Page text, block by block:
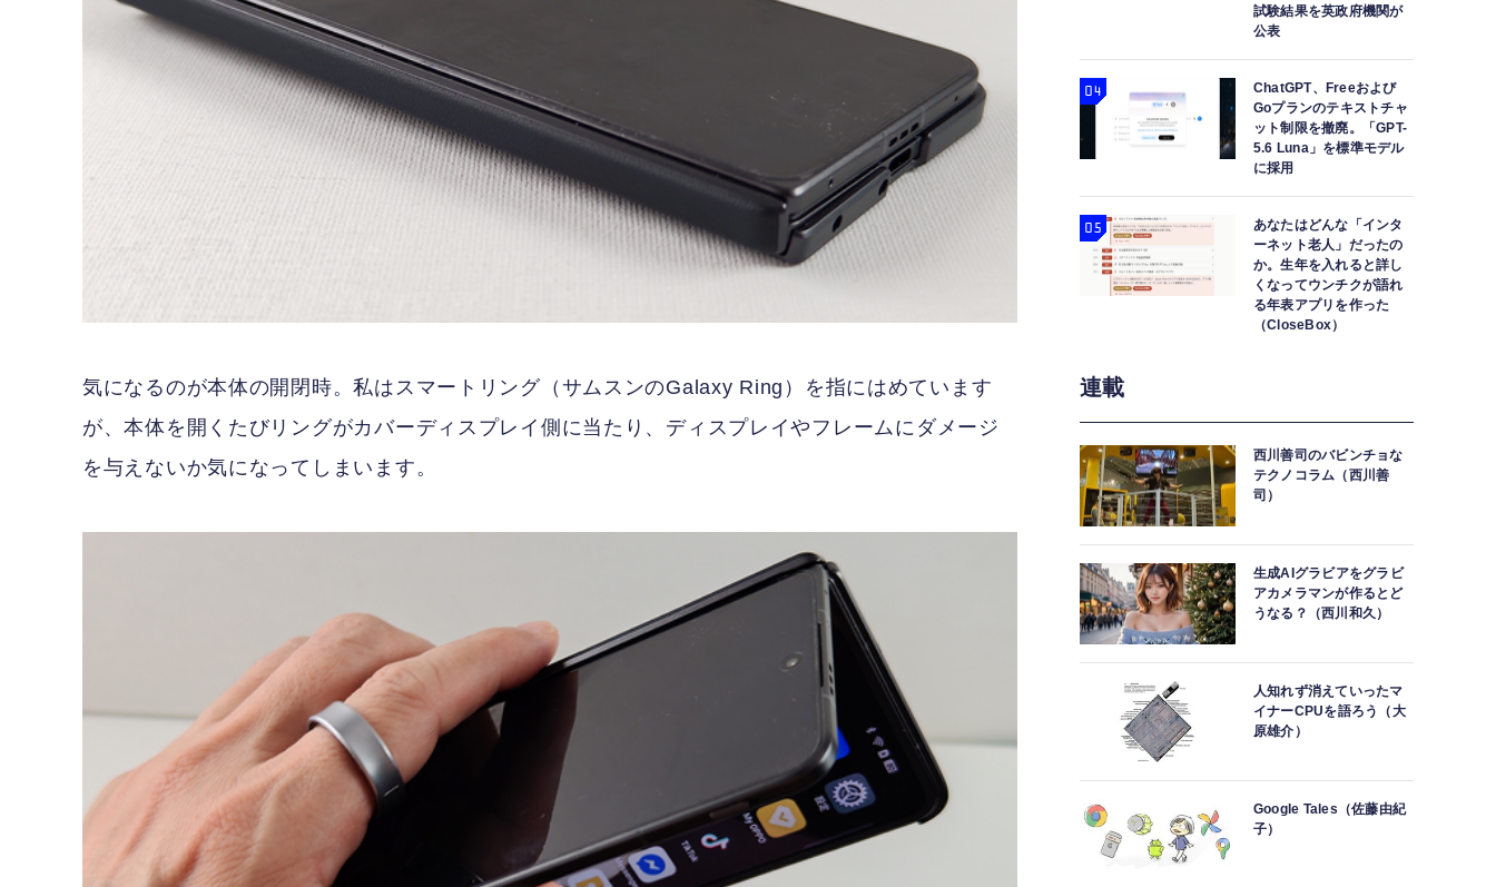
気になるのが本体の開閉時。私はスマートリング（サムスンのGalaxy Ring）を指にはめています
が、本体を開くたびリングがカバーディスプレイ側に当たり、ディスプレイやフレームにダメージ
を与えないか気になってしまいます。
試験結果を英政府機関が
公表
ChatGPT、Freeおよび
Goプランのテキストチャ
ット制限を撤廃。「GPT-
5.6 Luna」を標準モデル
に採用
あなたはどんな「インタ
ーネット老人」だったの
か。生年を入れると詳し
くなってウンチクが語れ
る年表アプリを作った
（CloseBox）
連載
西川善司のバビンチョな
テクノコラム（西川善
司）
生成AIグラビアをグラビ
アカメラマンが作るとど
うなる？（西川和久）
人知れず消えていったマ
イナーCPUを語ろう（大
原雄介）
Google Tales（佐藤由紀
子）